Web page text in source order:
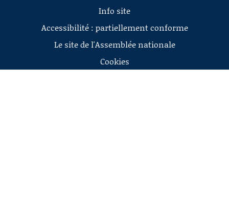
Info site
Accessibilité : partiellement conforme
Le site de l'Assemblée nationale
Cookies